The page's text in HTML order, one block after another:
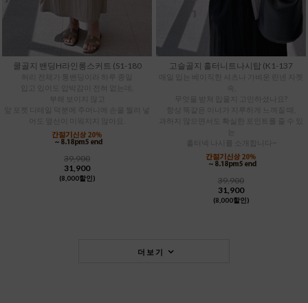
쿨골지 밴딩H라인롱스커트 (S1-180
허리 전체가 통밴딩이라 하루 종일
앞 포켓 디테일 덕분에 주머니에 손을 찔러 넣
어도 옆선이 미워지지 않아요.
39,900
31,900
(8,000할인)
고슬골지 홀터니트나시탑 (K1-137
매일 입는 베이직한 셔츠나 가벼운 린넨 자켓
속,
항상 똑같은 이너가 지루하게 느껴질 때,
과하지 않으면서도 확실한 포인트를 줄 수 있
홀터넥 나시를 소개합니다~
39,900
31,900
(8,000할인)
더보기